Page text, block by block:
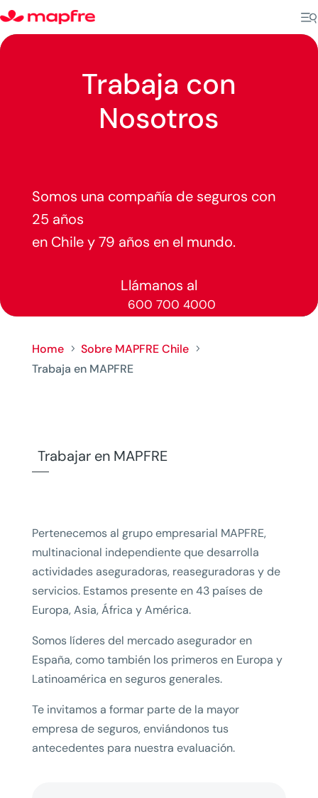
Trabaja con
Nosotros
Somos una compañía de seguros con
25 años
en Chile y 79 años en el mundo.
Llámanos al
600 700 4000
Home 5 Sobre MAPFRE Chile 5
Trabaja en MAPFRE
Trabajar en MAPFRE
Pertenecemos al grupo empresarial MAPFRE,
multinacional independiente que desarrolla
actividades aseguradoras, reaseguradoras y de
servicios. Estamos presente en 43 países de
Europa, Asia, África y América.
Somos líderes del mercado asegurador en
España, como también los primeros en Europa y
Latinoamérica en seguros generales.
Te invitamos a formar parte de la mayor
empresa de seguros, enviándonos tus
antecedentes para nuestra evaluación.